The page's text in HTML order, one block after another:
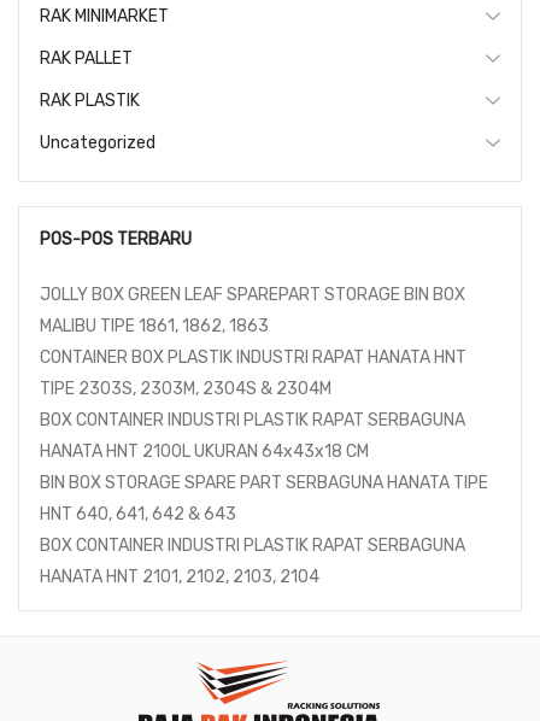
RAK MINIMARKET
RAK PALLET
RAK PLASTIK
Uncategorized
POS-POS TERBARU
JOLLY BOX GREEN LEAF SPAREPART STORAGE BIN BOX
MALIBU TIPE 1861, 1862, 1863
CONTAINER BOX PLASTIK INDUSTRI RAPAT HANATA HNT
TIPE 2303S, 2303M, 2304S & 2304M
BOX CONTAINER INDUSTRI PLASTIK RAPAT SERBAGUNA
HANATA HNT 2100L UKURAN 64x43x18 CM
BIN BOX STORAGE SPARE PART SERBAGUNA HANATA TIPE
HNT 640, 641, 642 & 643
BOX CONTAINER INDUSTRI PLASTIK RAPAT SERBAGUNA
HANATA HNT 2101, 2102, 2103, 2104